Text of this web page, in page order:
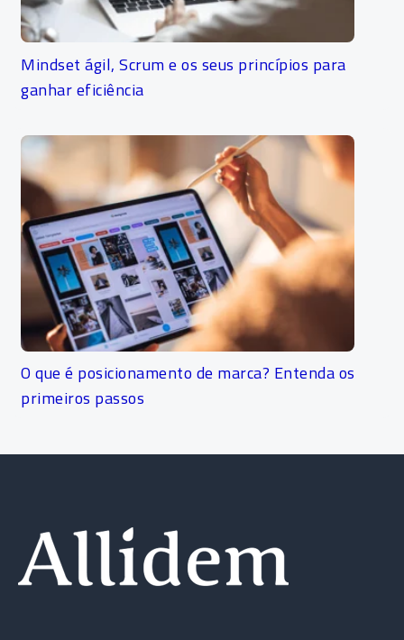
Mindset ágil, Scrum e os seus princípios para
ganhar eficiência
O que é posicionamento de marca? Entenda os
primeiros passos